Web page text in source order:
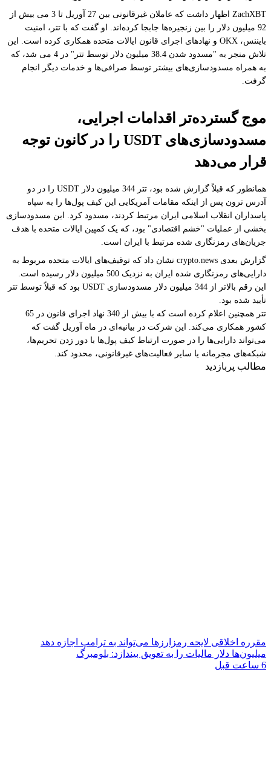
ZachXBT اظهار داشت که عاملان غیرقانونی بین 27 آوریل تا 3 می بیش از
92 میلیون دلار را بین زنجیره‌ها جابجا کرده‌اند. او گفت که با تتر، امنیت
بایننس، OKX و نهادهای اجرای قانون ایالات متحده همکاری کرده است. این
تلاش منجر به "مسدود شدن 38.4 میلیون دلار توسط تتر" در 4 می شد، که
به همراه مسدودسازی‌های بیشتر توسط صرافی‌ها و خدمات دیگر انجام
گرفت.
موج گسترده‌تر اقدامات اجرایی،
مسدودسازی‌های USDT را در کانون توجه
قرار می‌دهد
همانطور که قبلاً گزارش شده بود، تتر 344 میلیون دلار USDT را در دو
آدرس ترون پس از اینکه مقامات آمریکایی این کیف پول‌ها را به سپاه
پاسداران انقلاب اسلامی ایران مرتبط کردند، مسدود کرد. این مسدودسازی
بخشی از عملیات "خشم اقتصادی" بود، که یک کمپین ایالات متحده با هدف
جریان‌های رمزنگاری شده مرتبط با ایران است.
گزارش بعدی crypto.news نشان داد که توقیف‌های ایالات متحده مربوط به
دارایی‌های رمزنگاری شده ایران به نزدیک 500 میلیون دلار رسیده است.
این رقم بالاتر از 344 میلیون دلار مسدودسازی USDT بود که قبلاً توسط تتر
تأیید شده بود.
تتر همچنین اعلام کرده است که با بیش از 340 نهاد اجرای قانون در 65
کشور همکاری می‌کند. این شرکت در بیانیه‌ای در ماه آوریل گفت که
می‌تواند دارایی‌ها را در صورت ارتباط کیف پول‌ها با دور زدن تحریم‌ها،
شبکه‌های مجرمانه یا سایر فعالیت‌های غیرقانونی، محدود کند.
مطالب پربازدید
مقرره اخلاقی لایحه رمزارزها می‌تواند به ترامپ اجازه دهد
میلیون‌ها دلار مالیات را به تعویق بیندازد: بلومبرگ
6 ساعت قبل